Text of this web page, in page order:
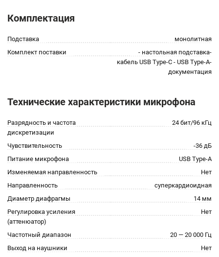
Комплектация
Подставка
монолитная
Комплект поставки
- настольная подставка-
кабель USB Type-C - USB Type-A-
документация
Технические характеристики микрофона
Разрядность и частота
дискретизации
24 бит/96 кГц
Чувствительность
-36 дБ
Питание микрофона
USB Type-A
Изменяемая направленность
Нет
Направленность
суперкардиоидная
Диаметр диафрагмы
14 мм
Регулировка усиления
(аттенюатор)
Нет
Частотный диапазон
20 — 20 000 Гц
Выход на наушники
Нет